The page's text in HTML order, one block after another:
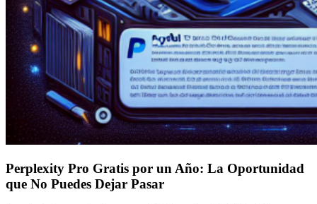
Perplexity Pro Gratis por un Año: La Oportunidad
que No Puedes Dejar Pasar